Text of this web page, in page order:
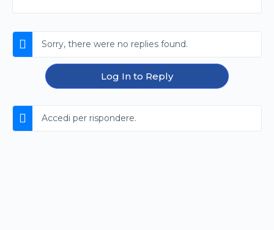
Sorry, there were no replies found.
Log In to Reply
Accedi per rispondere.